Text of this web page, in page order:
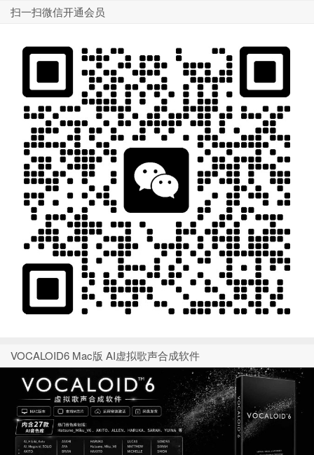
扫一扫微信开通会员
VOCALOID6 Mac版 AI虚拟歌声合成软件